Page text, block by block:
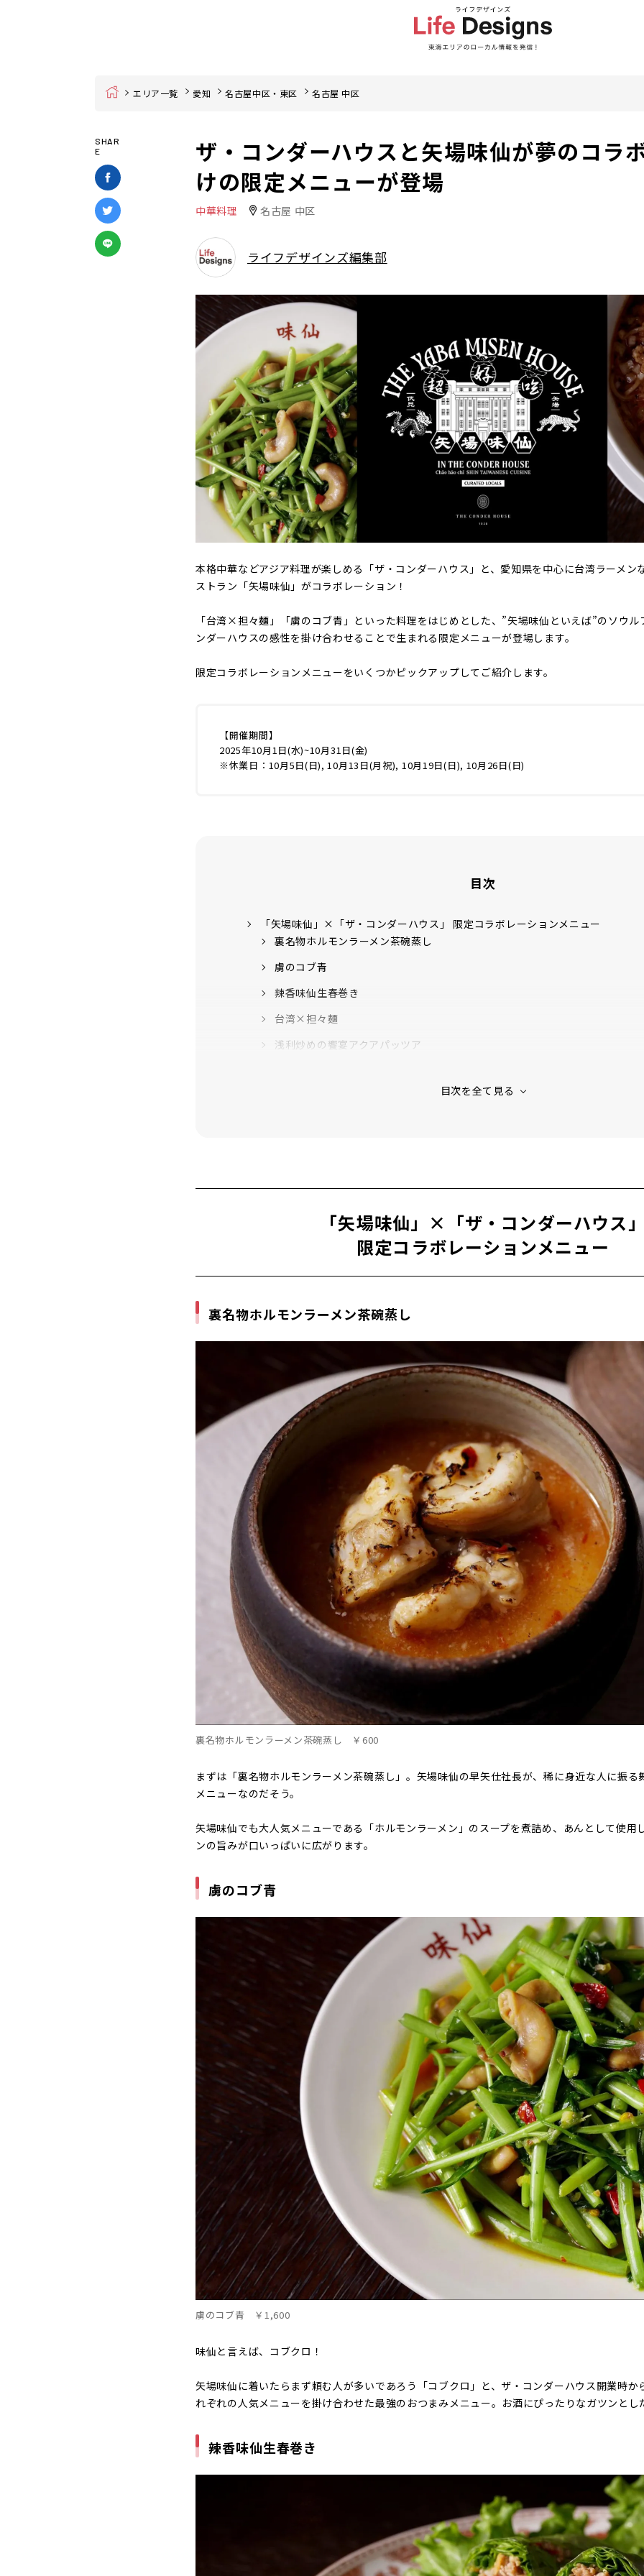
Home エリア一覧 愛知 名古屋中区・東区 名古屋 中区
SHAR
E
ザ・コンダーハウスと矢場味仙が夢のコラ
けの限定メニューが登場
中華料理 名古屋 中区
ライフデザインズ編集部
本格中華などアジア料理が楽しめる「ザ・コンダーハウス」と、愛知県を中心に台湾ラーメン
ストラン「矢場味仙」がコラボレーション！
「台湾×担々麺」「虜のコブ青」といった料理をはじめとした、”矢場味仙といえば”のソウ
ンダーハウスの感性を掛け合わせることで生まれる限定メニューが登場します。
限定コラボレーションメニューをいくつかピックアップしてご紹介します。
【開催期間】
2025年10月1日(水)~10月31日(金)
※休業日：10月5日(日), 10月13日(月祝), 10月19日(日), 10月26日(日)
目次
「矢場味仙」×「ザ・コンダーハウス」 限定コラボレーションメニュー
裏名物ホルモンラーメン茶碗蒸し
虜のコブ青
辣香味仙生春巻き
台湾×担々麺
浅利炒めの饗宴アクアパッツア
「矢場味仙」×「ザ・コンダーハウス
限定コラボレーションメニュー
裏名物ホルモンラーメン茶碗蒸し
裏名物ホルモンラーメン茶碗蒸し ￥600
まずは「裏名物ホルモンラーメン茶碗蒸し」。矢場味仙の早矢仕社長が、稀に身近な人に振
メニューなのだそう。
矢場味仙でも大人気メニューである「ホルモンラーメン」のスープを煮詰め、あんとして使用
ンの旨みが口いっぱいに広がります。
虜のコブ青
虜のコブ青 ￥1,600
味仙と言えば、コブクロ！
矢場味仙に着いたらまず頼む人が多いであろう「コブクロ」と、ザ・コンダーハウス開業時
れぞれの人気メニューを掛け合わせた最強のおつまみメニュー。お酒にぴったりなガツンとし
辣香味仙生春巻き